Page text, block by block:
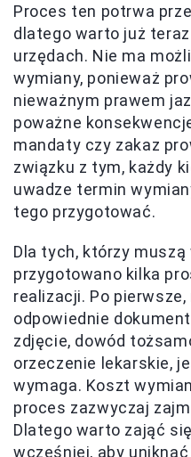
Proces ten potrwa
dlatego warto już
urzędach. Nie ma
wymiany, ponieważ
nieważnym prawem
poważne
mandaty czy zakaz
związku z tym, każdy
uwadze termin
tego przygotować.
Dla tych, którzy
przygotowano kilka
realizacji. Po
odpowiednie
zdjęcie, dowód
orzeczenie lekarskie,
wymaga. Koszt
proces zazwyczaj
Dlatego warto zająć
wcześniej, aby